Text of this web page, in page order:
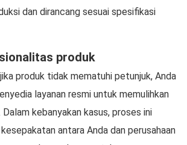
dan dirancang sesuai spesifikasi
produk
produk tidak mematuhi petunjuk, Anda
layanan resmi untuk memulihkan
kebanyakan kasus, proses ini
antara Anda dan perusahaan